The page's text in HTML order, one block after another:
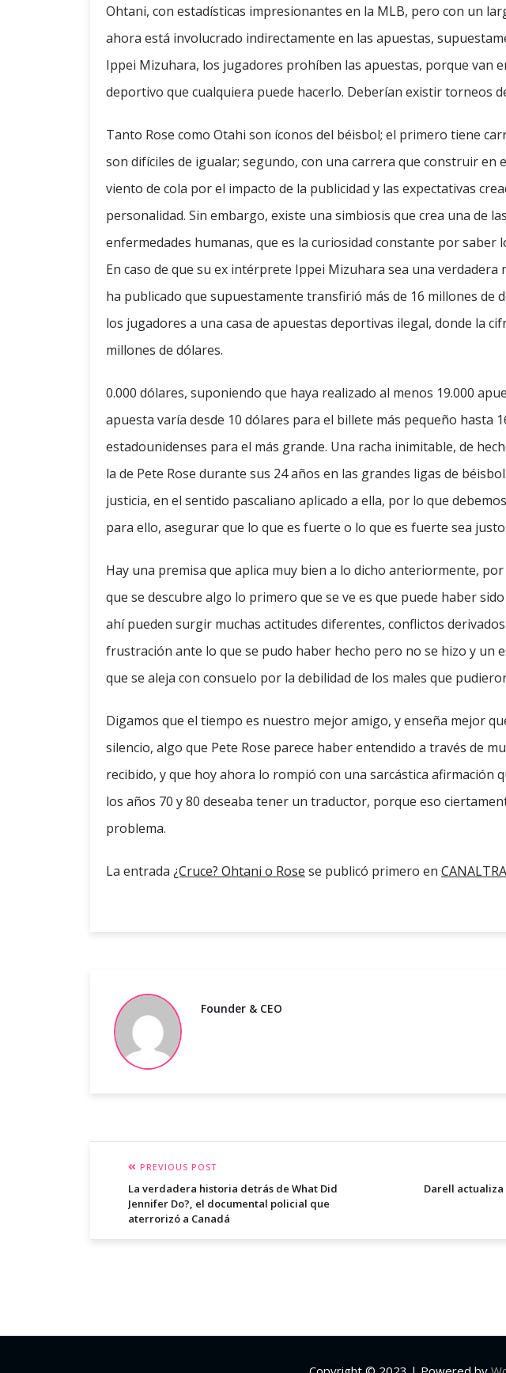
Ohtani, con estadísticas impresionantes en la MLB, pero con un
ahora está involucrado indirectamente en las apuestas,
Ippei Mizuhara, los jugadores prohíben las apuestas, porque van
deportivo que cualquiera puede hacerlo. Deberían existir torneos
Tanto Rose como Otahi son íconos del béisbol; el primero tiene
son difíciles de igualar; segundo, con una carrera que construir en
viento de cola por el impacto de la publicidad y las expectativas
personalidad. Sin embargo, existe una simbiosis que crea una de
enfermedades humanas, que es la curiosidad constante por saber
En caso de que su ex intérprete Ippei Mizuhara sea una verdadera
ha publicado que supuestamente transfirió más de 16 millones de
los jugadores a una casa de apuestas deportivas ilegal, donde la
millones de dólares.
0.000 dólares, suponiendo que haya realizado al menos 19.000
apuesta varía desde 10 dólares para el billete más pequeño hasta
estadounidenses para el más grande. Una racha inimitable, de
la de Pete Rose durante sus 24 años en las grandes ligas de
justicia, en el sentido pascaliano aplicado a ella, por lo que
para ello, asegurar que lo que es fuerte o lo que es fuerte sea justo.
Hay una premisa que aplica muy bien a lo dicho anteriormente,
que se descubre algo lo primero que se ve es que puede haber
ahí pueden surgir muchas actitudes diferentes, conflictos
frustración ante lo que se pudo haber hecho pero no se hizo y un
que se aleja con consuelo por la debilidad de los males que
Digamos que el tiempo es nuestro mejor amigo, y enseña mejor
silencio, algo que Pete Rose parece haber entendido a través de
recibido, y que hoy ahora lo rompió con una sarcástica afirmación
los años 70 y 80 deseaba tener un traductor, porque eso
problema.
La entrada ¿Cruce? Ohtani o Rose se publicó primero en
Founder & CEO
PREVIOUS POST
La verdadera historia detrás de What Did
Jennifer Do?, el documental policial que
aterrorizó a Canadá
Darell